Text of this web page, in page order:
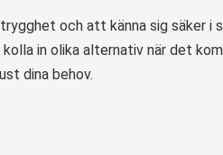
trygghet och att känna sig säker i
in olika alternativ när det
dina behov.